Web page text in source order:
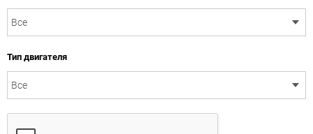
Тип двигателя